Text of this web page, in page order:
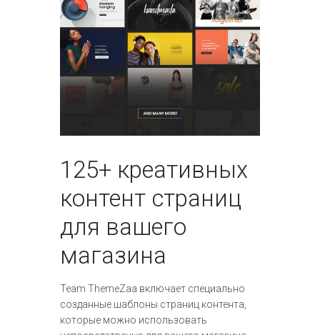
125+ креативных
контент страниц
для вашего
магазина
Team ThemeZaa включает специально
созданные шаблоны страниц контента,
которые можно использовать